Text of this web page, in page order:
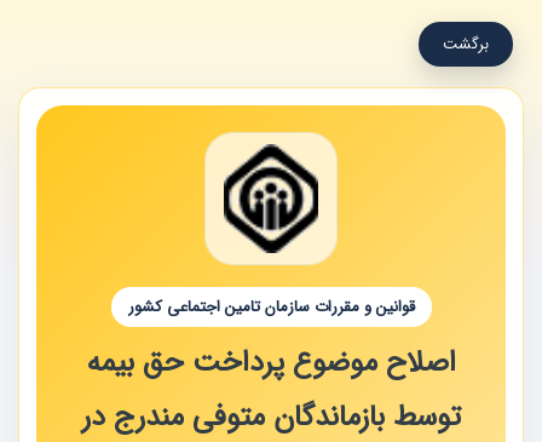
برگشت
قوانین و مقررات سازمان تامین اجتماعی کشور
اصلاح موضوع پرداخت حق‏ بیمه
توسط بازماندگان متوفی مندرج در